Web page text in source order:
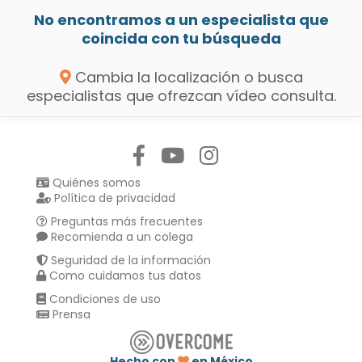
No encontramos a un especialista que
coincida con tu búsqueda
Cambia la localización o busca
especialistas que ofrezcan vídeo consulta.
Quiénes somos
Política de privacidad
Preguntas más frecuentes
Recomienda a un colega
Seguridad de la información
Como cuidamos tus datos
Condiciones de uso
Prensa